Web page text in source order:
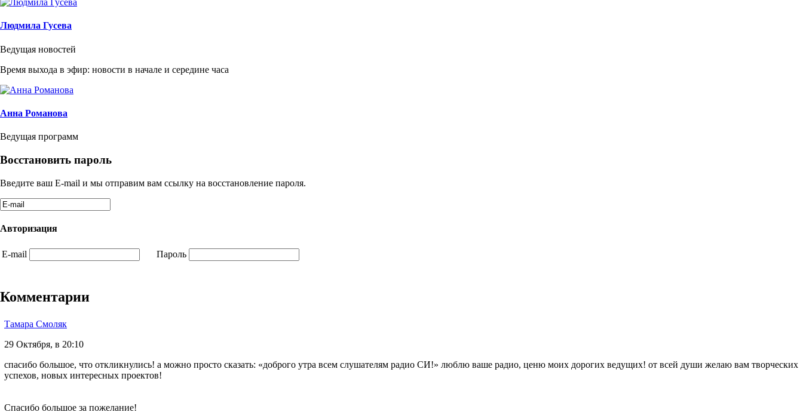
Людмила Гусева
Ведущая новостей
Время выхода в эфир: новости в начале и середине часа
Анна Романова
Ведущая программ
Восстановить пароль
Введите ваш E-mail и мы отправим вам ссылку на восстановление пароля.
Авторизация
E-mail Пароль
Комментарии
Тамара Смоляк
29 Октября, в 20:10
спасибо большое, что откликнулись! а можно просто сказать: «доброго утра всем слушателям радио СИ!» люблю ваше радио, ценю моих дорогих ведущих! от всей души желаю вам творческих
успехов, новых интересных проектов!
Спасибо большое за пожелание!